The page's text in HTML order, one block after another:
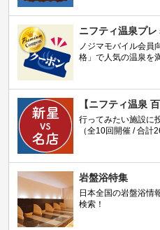
ニフティ温泉プ
ノジマモバイル会
格」で人気の温泉を
【ニフティ温泉
行ってみたい施設に
（全10回開催 / 合計
岩盤浴特集
日本全国の岩盤浴情
検索！